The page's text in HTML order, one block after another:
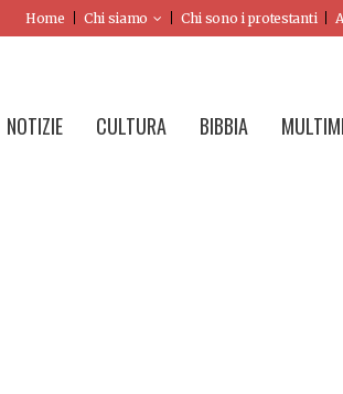
Home Chi siamo Chi sono i protestanti
NOTIZIE CULTURA BIBBIA